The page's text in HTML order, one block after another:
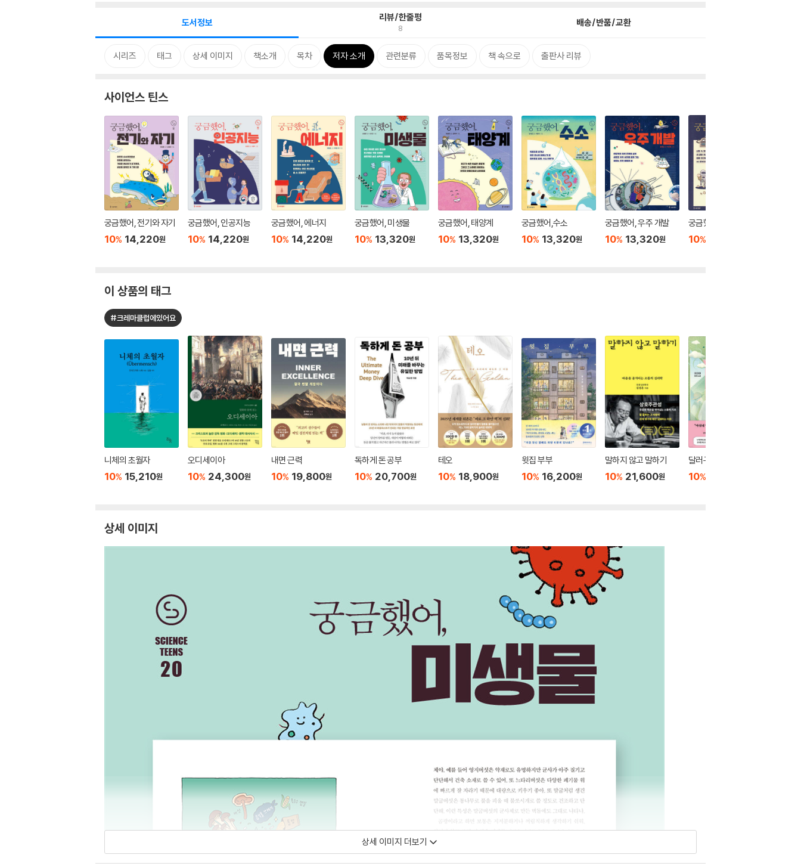
도서정보 리뷰/한줄평
8 배송/반품/교환
시리즈 태그 상세 이미지 책소개 목차 저자 소개 관련분류 품목정보 책 속으로 출판사 리뷰
사이언스 틴스
궁금했어, 전기와 자기
10% 14,220원
궁금했어, 인공지능
10% 14,220원
궁금했어, 에너지
10% 14,220원
궁금했어, 미생물
10% 13,320원
궁금했어, 태양계
10% 13,320원
궁금했어,수소
10% 13,320원
궁금했어, 우주 개발
10% 13,320원
궁금했어, AI 로봇
10%
이 상품의 태그
#크레마클럽에있어요
니체의 초월자
10% 15,210원
오디세이아
10% 24,300원
내면 근력
10% 19,800원
독하게 돈 공부
10% 20,700원
테오
10% 18,900원
윗집 부부
10% 16,200원
말하지 않고 말하기
10% 21,600원
달러구트 꿈 백화점 0
10%
상세 이미지
상세 이미지 더보기